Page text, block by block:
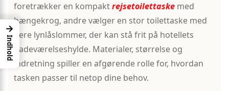
foretrækker en kompaktrejsetoilettaskemed
hængekrog, andre vælger en stor toilettaske med
flere lynlåslommer, der kan stå frit på hotellets
badeværelseshylde. Materialer, størrelse og
indretning spiller en afgørende rolle for, hvordan
tasken passer til netop dine behov.
→
Indhold